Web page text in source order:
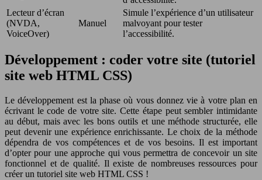
Lecteur d’écran
(NVDA,
VoiceOver)
Manuel
Simule l’expérience d’un utilisateur
malvoyant pour tester
l’accessibilité.
Développement : coder votre site (tutoriel
site web HTML CSS)
Le développement est la phase où vous donnez vie à votre plan en
écrivant le code de votre site. Cette étape peut sembler intimidante
au début, mais avec les bons outils et une méthode structurée, elle
peut devenir une expérience enrichissante. Le choix de la méthode
dépendra de vos compétences et de vos besoins. Il est important
d’opter pour une approche qui vous permettra de concevoir un site
fonctionnel et de qualité. Il existe de nombreuses ressources pour
créer un tutoriel site web HTML CSS !